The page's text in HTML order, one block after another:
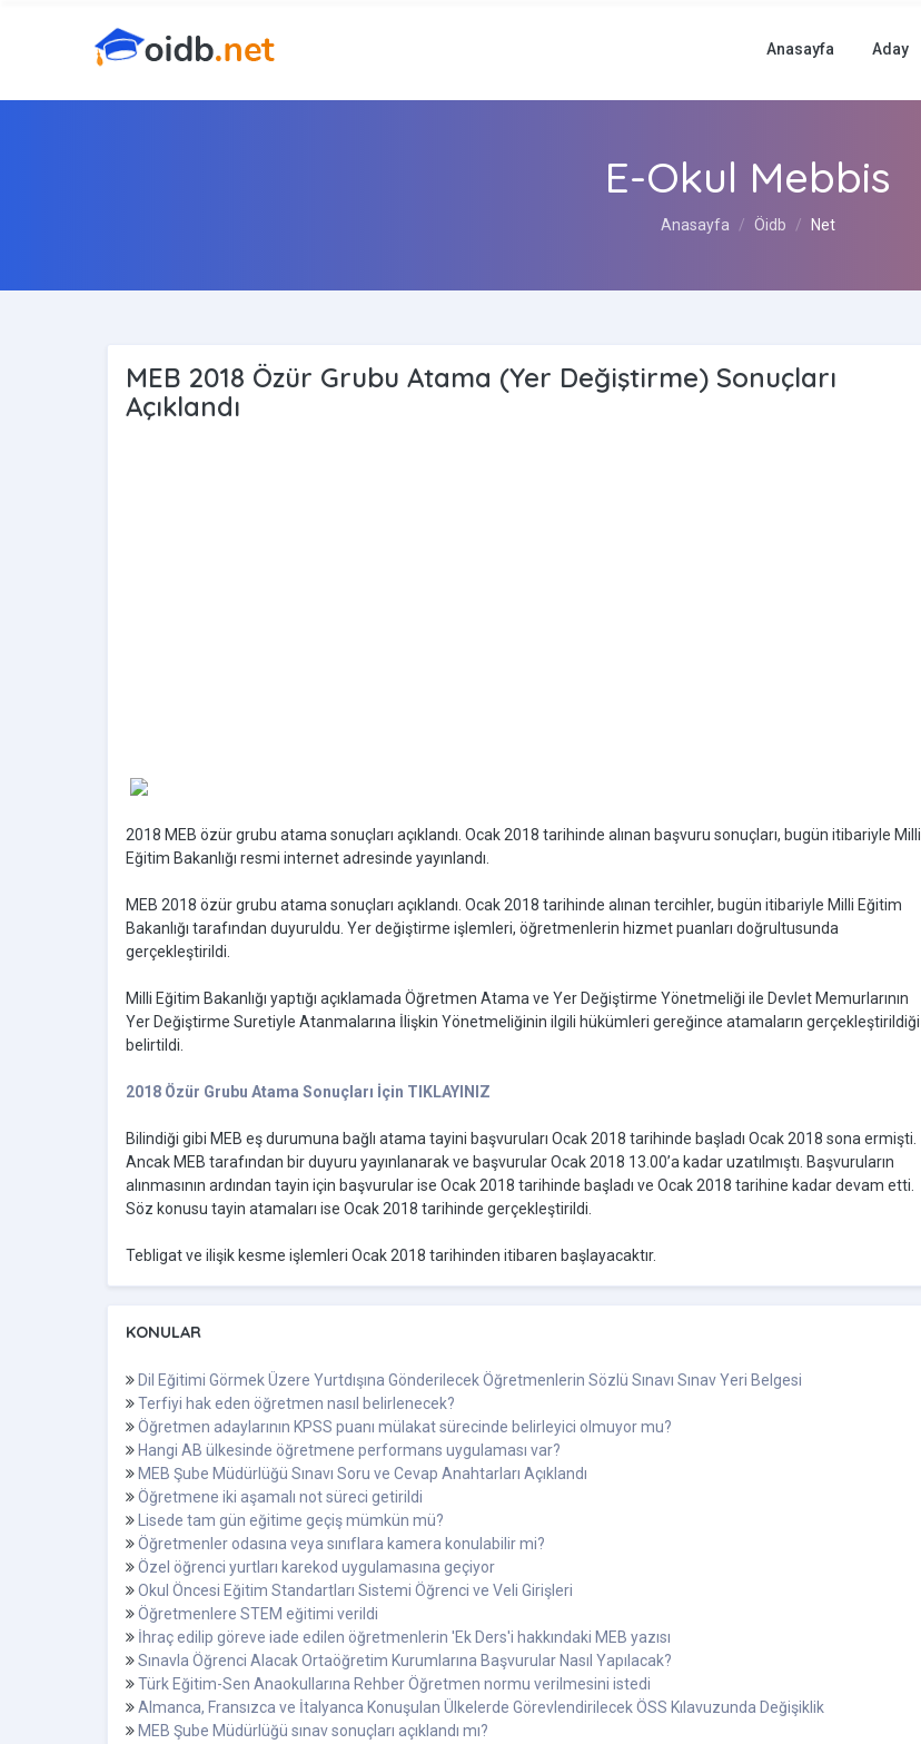
Anasayfa Aday
E-Okul Mebbis
Anasayfa Öidb Net
MEB 2018 Özür Grubu Atama (Yer Değiştirme) Sonuçları
Açıklandı
2018 MEB özür grubu atama sonuçları açıklandı. Ocak 2018 tarihinde alınan başvuru sonuçları, bugün itibariyle Milli
Eğitim Bakanlığı resmi internet adresinde yayınlandı.
MEB 2018 özür grubu atama sonuçları açıklandı. Ocak 2018 tarihinde alınan tercihler, bugün itibariyle Milli Eğitim
Bakanlığı tarafından duyuruldu. Yer değiştirme işlemleri, öğretmenlerin hizmet puanları doğrultusunda
gerçekleştirildi.
Milli Eğitim Bakanlığı yaptığı açıklamada Öğretmen Atama ve Yer Değiştirme Yönetmeliği ile Devlet Memurlarının
Yer Değiştirme Suretiyle Atanmalarına İlişkin Yönetmeliğinin ilgili hükümleri gereğince atamaların gerçekleştirildiği
belirtildi.
2018 Özür Grubu Atama Sonuçları İçin TIKLAYINIZ
Bilindiği gibi MEB eş durumuna bağlı atama tayini başvuruları Ocak 2018 tarihinde başladı Ocak 2018 sona ermişti.
Ancak MEB tarafından bir duyuru yayınlanarak ve başvurular Ocak 2018 13.00’a kadar uzatılmıştı. Başvuruların
alınmasının ardından tayin için başvurular ise Ocak 2018 tarihinde başladı ve Ocak 2018 tarihine kadar devam etti.
Söz konusu tayin atamaları ise Ocak 2018 tarihinde gerçekleştirildi.
Tebligat ve ilişik kesme işlemleri Ocak 2018 tarihinden itibaren başlayacaktır.
KONULAR
Dil Eğitimi Görmek Üzere Yurtdışına Gönderilecek Öğretmenlerin Sözlü Sınavı Sınav Yeri Belgesi
Terfiyi hak eden öğretmen nasıl belirlenecek?
Öğretmen adaylarının KPSS puanı mülakat sürecinde belirleyici olmuyor mu?
Hangi AB ülkesinde öğretmene performans uygulaması var?
MEB Şube Müdürlüğü Sınavı Soru ve Cevap Anahtarları Açıklandı
Öğretmene iki aşamalı not süreci getirildi
Lisede tam gün eğitime geçiş mümkün mü?
Öğretmenler odasına veya sınıflara kamera konulabilir mi?
Özel öğrenci yurtları karekod uygulamasına geçiyor
Okul Öncesi Eğitim Standartları Sistemi Öğrenci ve Veli Girişleri
Öğretmenlere STEM eğitimi verildi
İhraç edilip göreve iade edilen öğretmenlerin 'Ek Ders'i hakkındaki MEB yazısı
Sınavla Öğrenci Alacak Ortaöğretim Kurumlarına Başvurular Nasıl Yapılacak?
Türk Eğitim-Sen Anaokullarına Rehber Öğretmen normu verilmesini istedi
Almanca, Fransızca ve İtalyanca Konuşulan Ülkelerde Görevlendirilecek ÖSS Kılavuzunda Değişiklik
MEB Şube Müdürlüğü sınav sonuçları açıklandı mı?